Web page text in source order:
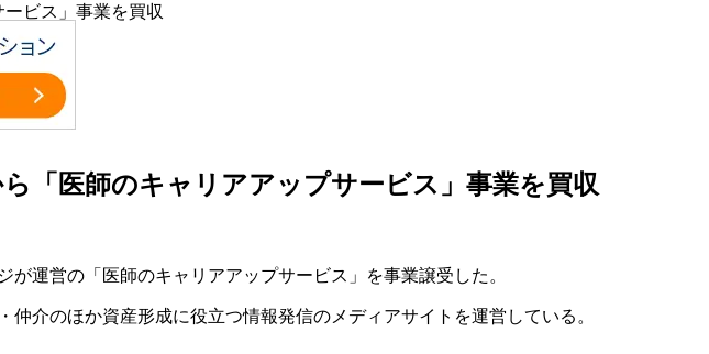
ビス」事業を買収
「医師のキャリアアップサービス」事業を買収
運営の「医師のキャリアアップサービス」を事業譲受した。
介のほか資産形成に役立つ情報発信のメディアサイトを運営している。